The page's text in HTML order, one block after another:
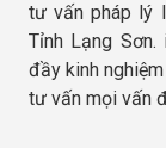
tư vấn pháp lý
Tỉnh Lạng
đầy kinh
tư vấn mọi vấn